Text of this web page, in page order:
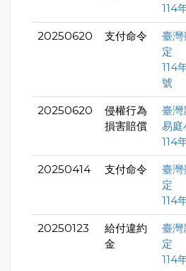
114
20250620 支付命令
臺灣
定
114
號
20250620
侵權行為
損害賠償
臺灣
易庭
114
20250414 支付命令
臺灣
定
114
20250123
給付違約
金
臺灣
定
114